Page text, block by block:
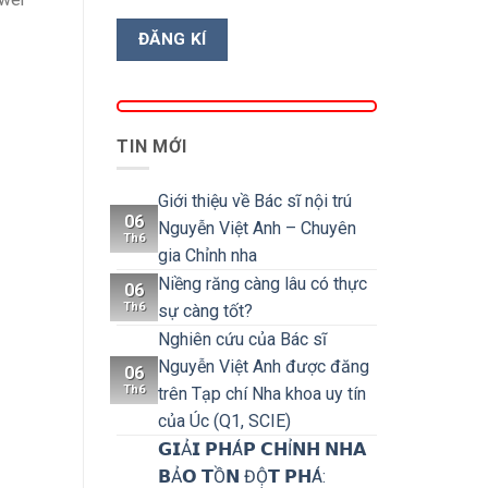
TIN MỚI
06
Th6
Giới thiệu về Bác sĩ nội trú
Nguyễn Việt Anh – Chuyên
gia Chỉnh nha
06
Th6
Niềng răng càng lâu có thực
sự càng tốt?
06
Th6
Nghiên cứu của Bác sĩ
Nguyễn Việt Anh được đăng
trên Tạp chí Nha khoa uy tín
của Úc (Q1, SCIE)
𝗚𝗜Ả𝗜 𝗣𝗛Á𝗣 𝗖𝗛Ỉ𝗡𝗛 𝗡𝗛𝗔
𝗕Ả𝗢 𝗧Ồ𝗡 ĐỘ̣𝗧 𝗣𝗛Á: